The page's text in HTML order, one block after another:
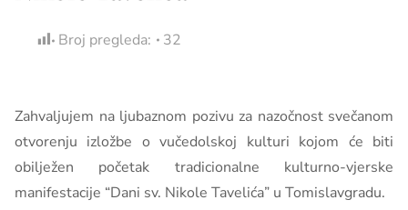
Broj pregleda: 32
Zahvaljujem na ljubaznom pozivu za nazočnost svečanom
otvorenju izložbe o vučedolskoj kulturi kojom će biti
obilježen početak tradicionalne kulturno-vjerske
manifestacije “Dani sv. Nikole Tavelića” u Tomislavgradu.